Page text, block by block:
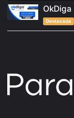
Destacada